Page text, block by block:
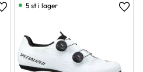
Lägg till i favoriter
5 st i lager